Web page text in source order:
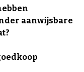
aanwijsbare